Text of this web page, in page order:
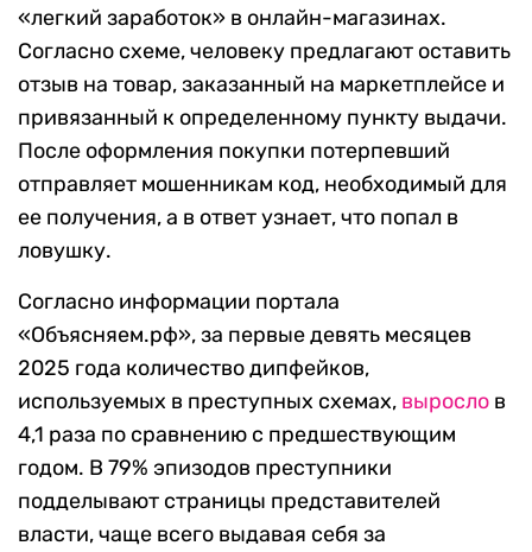
«легкий заработок» в онлайн-магазинах.
Согласно схеме, человеку предлагают оставить
отзыв на товар, заказанный на маркетплейсе и
привязанный к определенному пункту выдачи.
После оформления покупки потерпевший
отправляет мошенникам код, необходимый для
ее получения, а в ответ узнает, что попал в
ловушку.
Согласно информации портала
«Объясняем.рф», за первые девять месяцев
2025 года количество дипфейков,
используемых в преступных схемах, выросло в
4,1 раза по сравнению с предшествующим
годом. В 79% эпизодов преступники
подделывают страницы представителей
власти, чаще всего выдавая себя за